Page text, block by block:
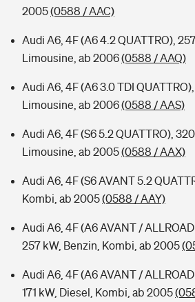
2005(0588 / AAC)
Audi A6, 4F (A6 4.2 QUATTRO),
Limousine, ab 2006(0588 / AAQ)
Audi A6, 4F (A6 3.0 TDI QUATTRO),
Limousine, ab 2006(0588 / AAS)
Audi A6, 4F (S6 5.2 QUATTRO),
Limousine, ab 2005(0588 / AAX)
Audi A6, 4F (S6 AVANT 5.2
Kombi, ab 2005(0588 / AAY)
Audi A6, 4F (A6 AVANT / ALLROAD
257 kW, Benzin, Kombi, ab 2005
Audi A6, 4F (A6 AVANT / ALLROAD
171 kW, Diesel, Kombi, ab 2005